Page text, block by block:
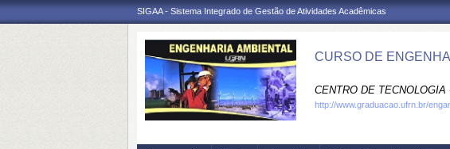
SIGAA - Sistema Integrado de Gestão de Atividades Acadêmicas
CURSO DE
CENTRO DE TECNOLOGIA
http://www.graduacao.ufrn.br/